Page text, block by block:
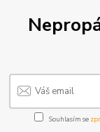
Souhlasím se